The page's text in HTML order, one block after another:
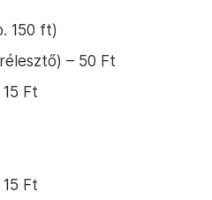
150 ft)
– 50 Ft
Ft
Ft